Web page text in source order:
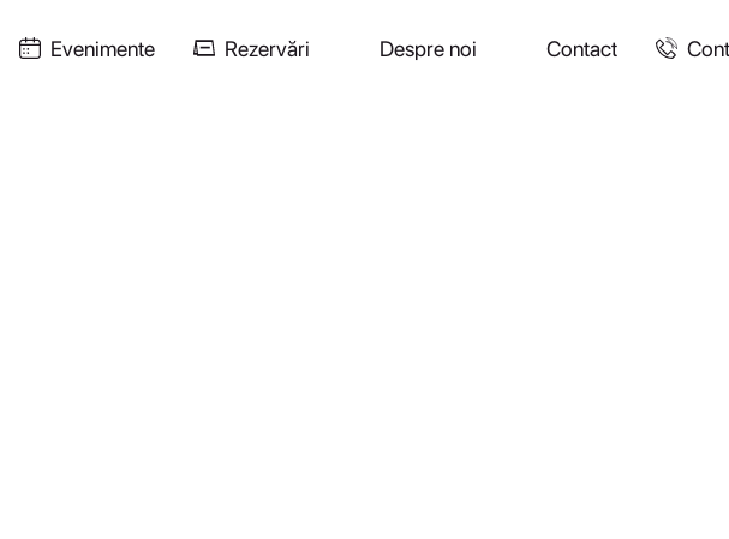
Evenimente Rezervări Despre noi Contact